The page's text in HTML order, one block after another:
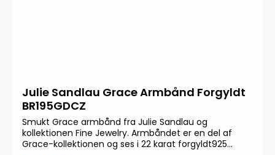
Julie Sandlau Grace Armbånd Forgyldt
BR195GDCZ
Smukt Grace armbånd fra Julie Sandlau og
kollektionen Fine Jewelry. Armbåndet er en del af
Grace-kollektionen og ses i 22 karat forgyldt925